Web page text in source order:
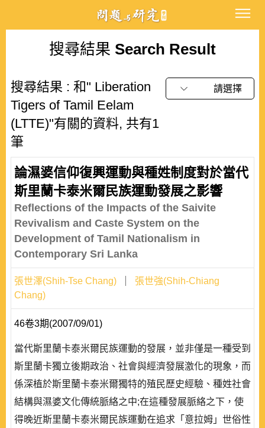
搜尋結果 Search Result
搜尋結果 : 和" Liberation
Tigers of Tamil Eelam
(LTTE)"有關的資料, 共有1
筆
請選擇
論濕婆信仰復興運動與種姓制度對於當代
斯里蘭卡泰米爾民族運動發展之影響
Reflections of the Impacts of the Saivite
Revivalism and Caste System on the
Development of Tamil Nationalism in
Contemporary Sri Lanka
張世澤(Shih-Tse Chang)
張世強(Shih-Chiang
Chang)
46卷3期(2007/09/01)
當代斯里蘭卡泰米爾民族運動的發展，並非僅是一種受到
斯里蘭卡獨立後期政治、社會與經濟發展激化的現象，而
係深植於斯里蘭卡泰米爾獨特的殖民歷史經驗、種姓社會
結構與濕婆文化傳統脈絡之中;在這種發展脈絡之下，使
得晚近斯里蘭卡泰米爾民族運動在追求「意拉姆」世俗性